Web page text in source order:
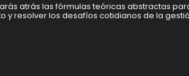
atrás las fórmulas teóricas abstractas
y resolver los desafíos cotidianos de la